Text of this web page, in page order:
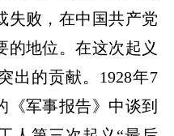
失败，在中国共产党
的地位。在这次起义
出的贡献。 1928年7
《军事报告》中谈到